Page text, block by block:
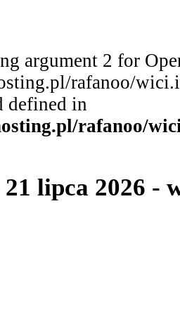
argument 2 for
rafanoo/
defined in
rafanoo/
lipca 2026 -